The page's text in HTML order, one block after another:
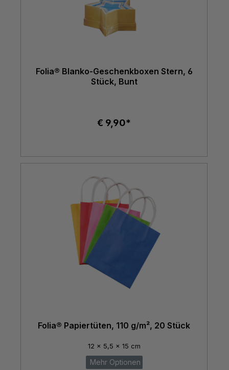
Folia® Blanko-Geschenkboxen Stern, 6
Stück, Bunt
€ 9,90*
Folia® Papiertüten, 110 g/m², 20 Stück
12 x 5,5 x 15 cm
Mehr Optionen